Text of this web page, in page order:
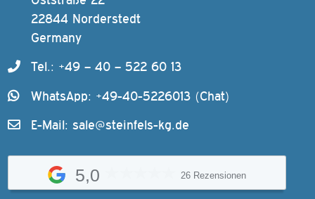
22844 Norderstedt
Germany
Tel.: +49 – 40 – 522 60 13
WhatsApp: +49-40-5226013 (Chat)
E-Mail: sale@steinfels-kg.de
5,0 26 Rezensionen